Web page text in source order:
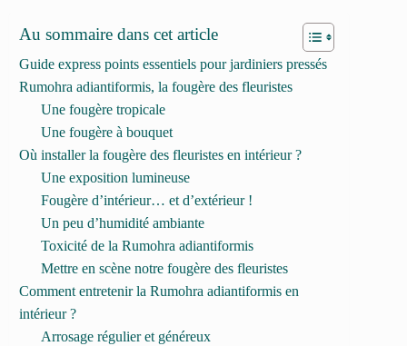
Au sommaire dans cet article
Guide express points essentiels pour jardiniers pressés
Rumohra adiantiformis, la fougère des fleuristes
Une fougère tropicale
Une fougère à bouquet
Où installer la fougère des fleuristes en intérieur ?
Une exposition lumineuse
Fougère d’intérieur… et d’extérieur !
Un peu d’humidité ambiante
Toxicité de la Rumohra adiantiformis
Mettre en scène notre fougère des fleuristes
Comment entretenir la Rumohra adiantiformis en
intérieur ?
Arrosage régulier et généreux